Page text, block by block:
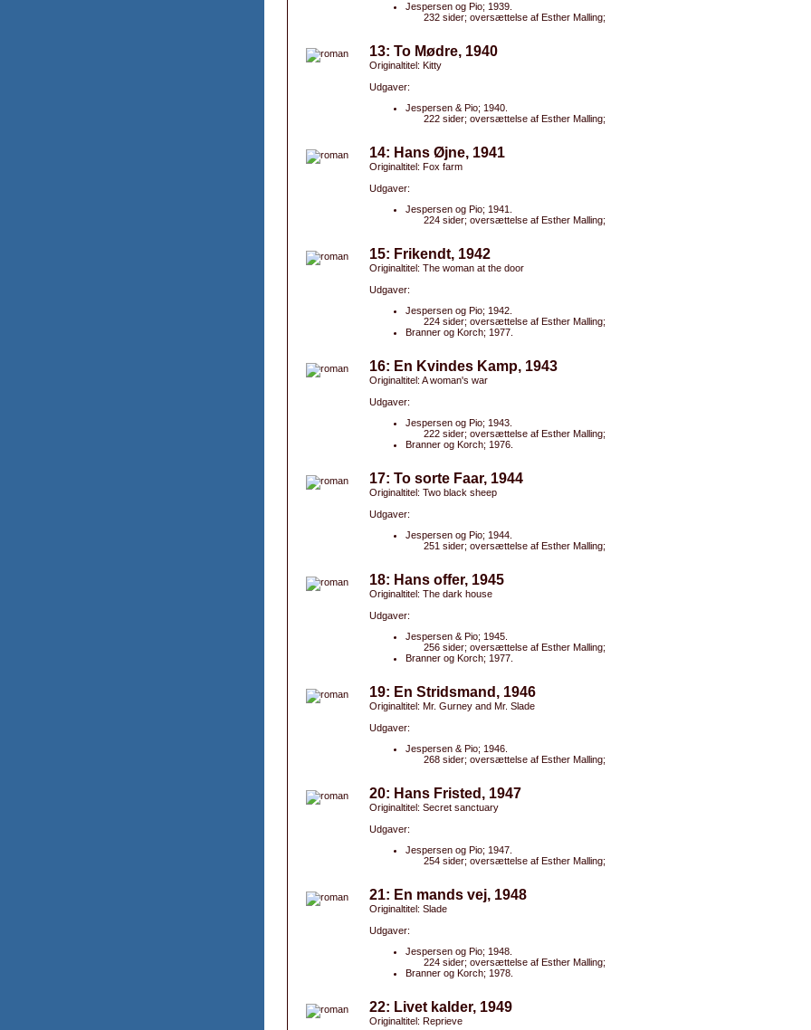
Jespersen og Pio; 1939.
232 sider; oversættelse af Esther Malling;
13: To Mødre, 1940
Originaltitel: Kitty
Udgaver:
Jespersen & Pio; 1940.
222 sider; oversættelse af Esther Malling;
14: Hans Øjne, 1941
Originaltitel: Fox farm
Udgaver:
Jespersen og Pio; 1941.
224 sider; oversættelse af Esther Malling;
15: Frikendt, 1942
Originaltitel: The woman at the door
Udgaver:
Jespersen og Pio; 1942.
224 sider; oversættelse af Esther Malling;
Branner og Korch; 1977.
16: En Kvindes Kamp, 1943
Originaltitel: A woman's war
Udgaver:
Jespersen og Pio; 1943.
222 sider; oversættelse af Esther Malling;
Branner og Korch; 1976.
17: To sorte Faar, 1944
Originaltitel: Two black sheep
Udgaver:
Jespersen og Pio; 1944.
251 sider; oversættelse af Esther Malling;
18: Hans offer, 1945
Originaltitel: The dark house
Udgaver:
Jespersen & Pio; 1945.
256 sider; oversættelse af Esther Malling;
Branner og Korch; 1977.
19: En Stridsmand, 1946
Originaltitel: Mr. Gurney and Mr. Slade
Udgaver:
Jespersen & Pio; 1946.
268 sider; oversættelse af Esther Malling;
20: Hans Fristed, 1947
Originaltitel: Secret sanctuary
Udgaver:
Jespersen og Pio; 1947.
254 sider; oversættelse af Esther Malling;
21: En mands vej, 1948
Originaltitel: Slade
Udgaver:
Jespersen og Pio; 1948.
224 sider; oversættelse af Esther Malling;
Branner og Korch; 1978.
22: Livet kalder, 1949
Originaltitel: Reprieve